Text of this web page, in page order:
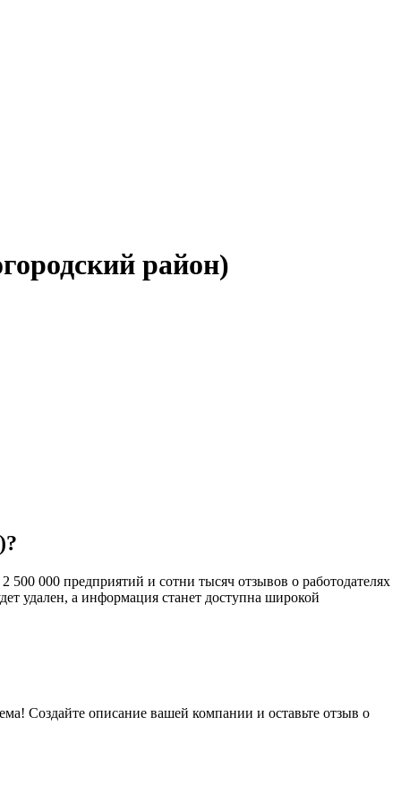
район)
000 предприятий и сотни тысяч отзывов о работодателях
удален, а информация станет доступна широкой
Создайте описание вашей компании и оставьте отзыв о